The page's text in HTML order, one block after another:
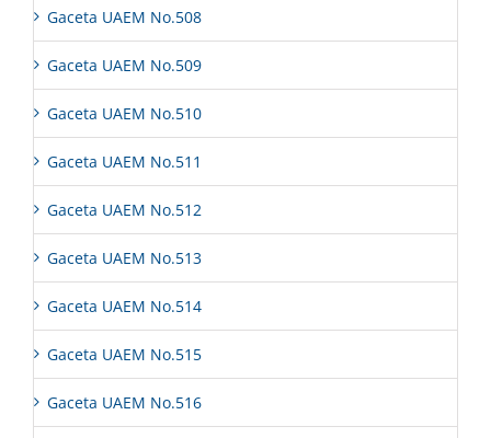
Gaceta UAEM No.508
Gaceta UAEM No.509
Gaceta UAEM No.510
Gaceta UAEM No.511
Gaceta UAEM No.512
Gaceta UAEM No.513
Gaceta UAEM No.514
Gaceta UAEM No.515
Gaceta UAEM No.516